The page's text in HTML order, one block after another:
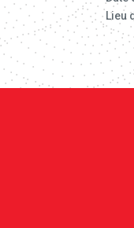
Lieu